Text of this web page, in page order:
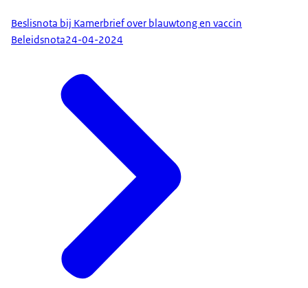
Beslisnota bij Kamerbrief over blauwtong en vaccin
Beleidsnota24-04-2024